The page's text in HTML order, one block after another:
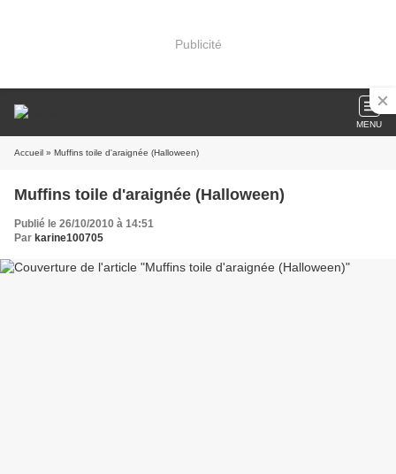
Publicité
MENU
Accueil » Muffins toile d'araignée (Halloween)
Muffins toile d'araignée (Halloween)
Publié le 26/10/2010 à 14:51
Par karine100705